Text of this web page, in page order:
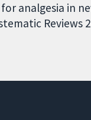
for analgesia in
Reviews